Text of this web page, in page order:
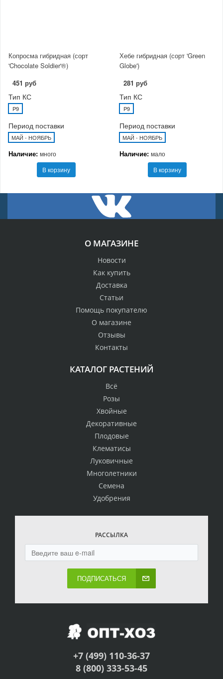
Копросма гибридная (сорт
'Chocolate Soldier'®)
451 руб
Тип КС
P9
Период поставки
МАЙ - НОЯБРЬ
Наличие: много
В корзину
Хебе гибридная (сорт 'Green
Globe')
281 руб
Тип КС
P9
Период поставки
МАЙ - НОЯБРЬ
Наличие: мало
В корзину
О МАГАЗИНЕ
Новости
Как купить
Доставка
Статьи
Помощь покупателю
О магазине
Отзывы
Контакты
КАТАЛОГ РАСТЕНИЙ
Всё
Розы
Хвойные
Декоративные
Плодовые
Клематисы
Луковичные
Многолетники
Семена
Удобрения
РАССЫЛКА
ПОДПИСАТЬСЯ
+7 (499) 110-36-37
8 (800) 333-53-45